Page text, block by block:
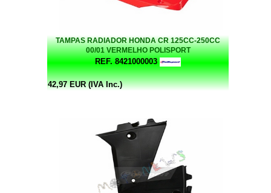
TAMPAS RADIADOR HONDA CR 125CC-250CC
00/01 VERMELHO POLISPORT
REF. 8421000003
42,97 EUR (IVA Inc.)